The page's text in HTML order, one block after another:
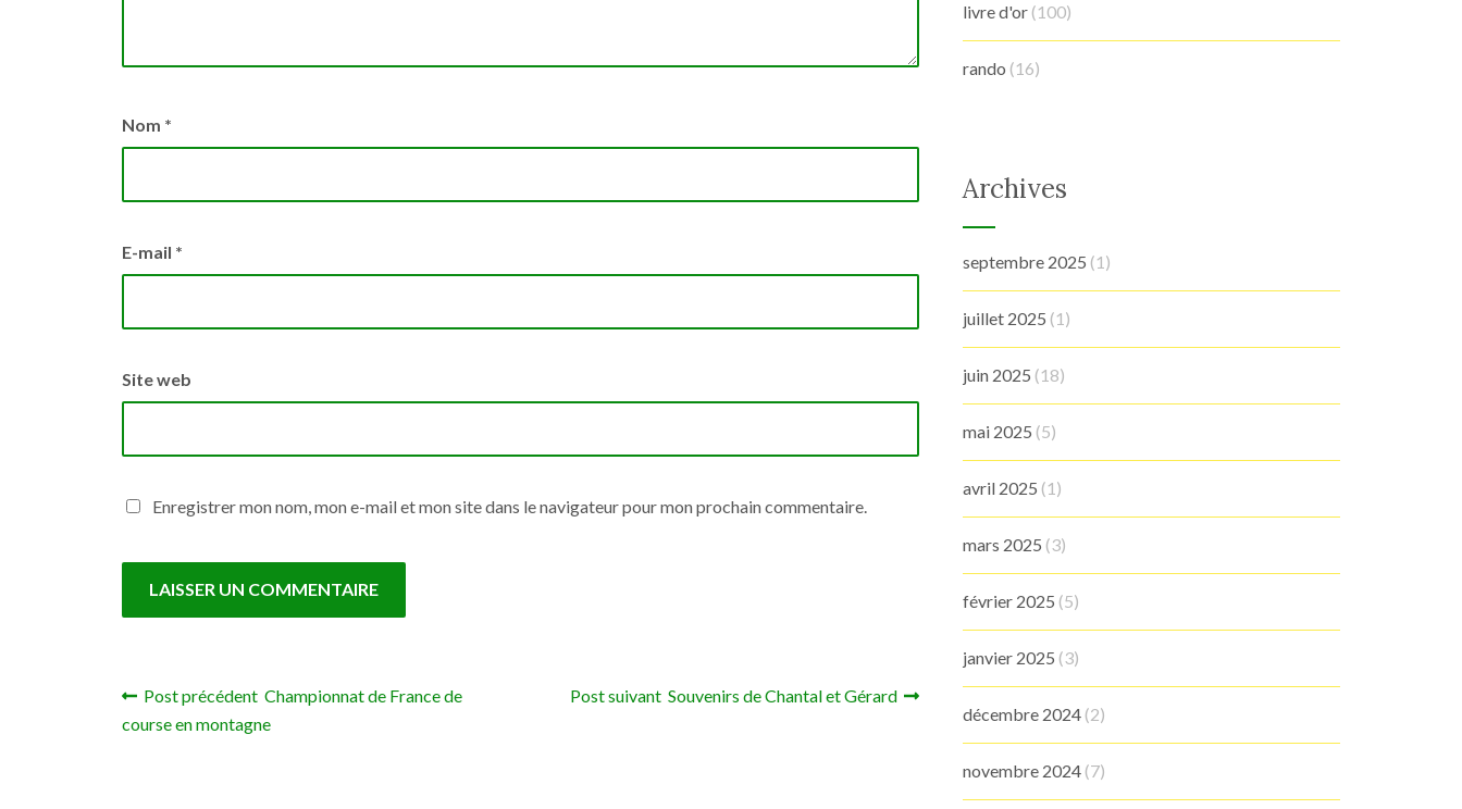
Nom *
E-mail *
Site web
Enregistrer mon nom, mon e-mail et mon site dans le navigateur pour mon prochain commentaire.
Navigation de l’article
Post précédent Championnat de France de
course en montagne
Post suivant Souvenirs de Chantal et Gérard
livre d'or (100)
rando (16)
Archives
septembre 2025 (1)
juillet 2025 (1)
juin 2025 (18)
mai 2025 (5)
avril 2025 (1)
mars 2025 (3)
février 2025 (5)
janvier 2025 (3)
décembre 2024 (2)
novembre 2024 (7)